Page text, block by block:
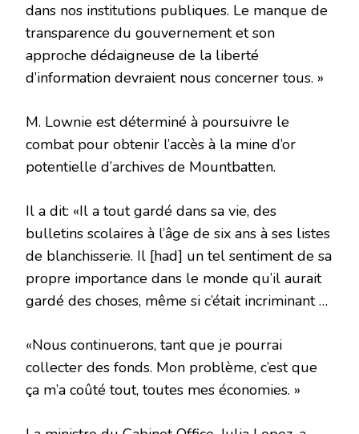
dans nos institutions publiques. Le manque de
transparence du gouvernement et son
approche dédaigneuse de la liberté
d’information devraient nous concerner tous. »
M. Lownie est déterminé à poursuivre le
combat pour obtenir l’accès à la mine d’or
potentielle d’archives de Mountbatten.
Il a dit: «Il a tout gardé dans sa vie, des
bulletins scolaires à l’âge de six ans à ses listes
de blanchisserie. Il [had] un tel sentiment de sa
propre importance dans le monde qu’il aurait
gardé des choses, même si c’était incriminant …
«Nous continuerons, tant que je pourrai
collecter des fonds. Mon problème, c’est que
ça m’a coûté tout, toutes mes économies. »